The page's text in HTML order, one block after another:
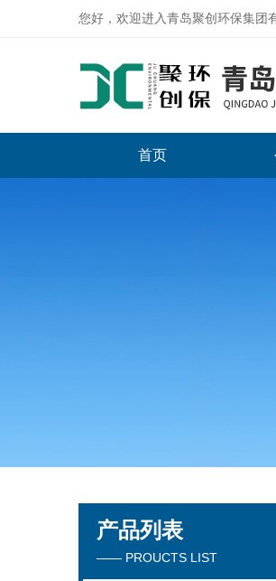
您好，欢迎进入青岛聚创环保集团
首页
产品列表
—— PROUCTS LIST